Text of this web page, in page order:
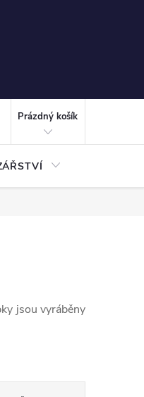
KOŠÍK
Prázdný košík
jsou vyráběny